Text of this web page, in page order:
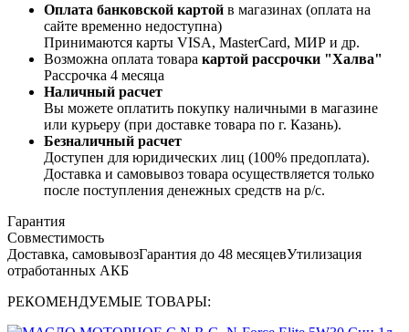
Оплата банковской картой в магазинах (оплата на
сайте временно недоступна)
Принимаются карты VISA, MasterCard, МИР и др.
Возможна оплата товара картой рассрочки "Халва"
Рассрочка 4 месяца
Наличный расчет
Вы можете оплатить покупку наличными в магазине
или курьеру (при доставке товара по г. Казань).
Безналичный расчет
Доступен для юридических лиц (100% предоплата).
Доставка и самовывоз товара осуществляется только
после поступления денежных средств на р/c.
Гарантия
Совместимость
Доставка, самовывозГарантия до 48 месяцевУтилизация
отработанных АКБ
РЕКОМЕНДУЕМЫЕ ТОВАРЫ: